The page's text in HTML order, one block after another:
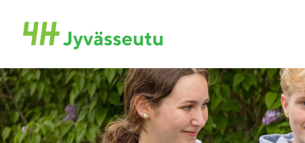
sivun
sisältöön
Jyvässeudun 4H-yhdistys ry